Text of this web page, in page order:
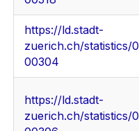
https://ld.stadt-
zuerich.ch/statistics/0
00304
https://ld.stadt-
zuerich.ch/statistics/0